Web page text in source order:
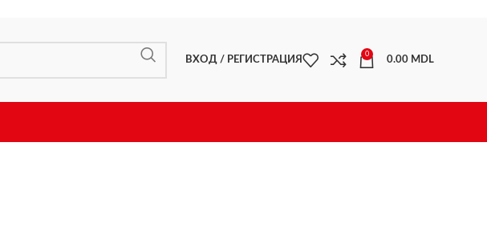
ВХОД / РЕГИСТРАЦИЯ
0
0.00 MDL